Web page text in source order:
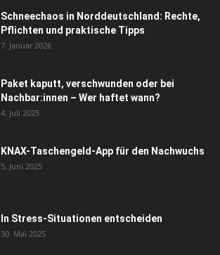
Schneechaos in Norddeutschland: Rechte,
Pflichten und praktische Tipps
7. Januar 2026
Paket kaputt, verschwunden oder bei
Nachbar:innen – Wer haftet wann?
4. Juli 2025
KNAX-Taschengeld-App für den Nachwuchs
5. Juni 2025
In Stress-Situationen entscheiden
30. Mai 2025